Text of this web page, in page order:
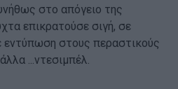
στο απόγειο της
επικρατούσε σιγή, σε
εντύπωση στους περαστικούς
...ντεσιμπέλ.